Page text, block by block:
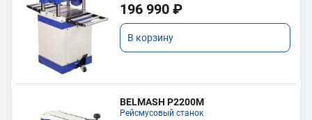
196 990 ₽
В корзину
BELMASH P2200M
Рейсмусовый станок